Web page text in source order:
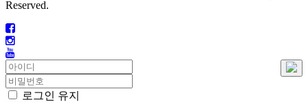
Reserved.
로그인 유지